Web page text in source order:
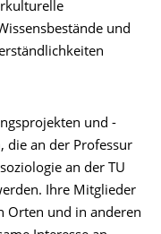
und
und -
die an der Professur
an der TU
Ihre Mitglieder
Orten und in anderen